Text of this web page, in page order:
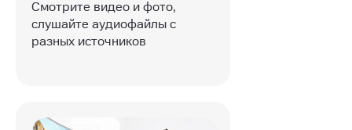
Смотрите видео и фото,
слушайте аудиофайлы с
разных источников